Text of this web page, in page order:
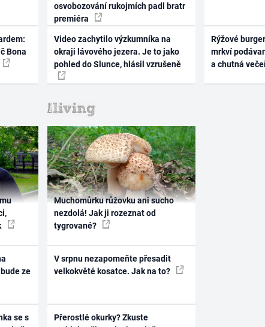
Bona
osvobozování rukojmích padl bratr
premiéra
Video zachytilo výzkumníka na
okraji lávového jezera. Je to jako
pohled do Slunce, hlásil vzrušeně
Rýžové
mrkví
a chutná
ze
se s
Muchomůrku růžovku ani sucho
nezdolá! Jak ji rozeznat od
tygrované?
V srpnu nezapomeňte přesadit
velkokvěté kosatce. Jak na to?
Přerostlé okurky? Zkuste